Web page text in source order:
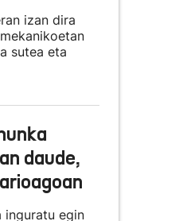
izan dira
sutea eta
daude,
inguratu egin